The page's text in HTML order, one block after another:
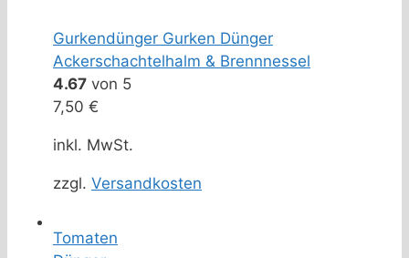
Gurkendünger Gurken Dünger
Ackerschachtelhalm & Brennnessel
4.67 von 5
7,50 €
inkl. MwSt.
zzgl. Versandkosten
Tomaten